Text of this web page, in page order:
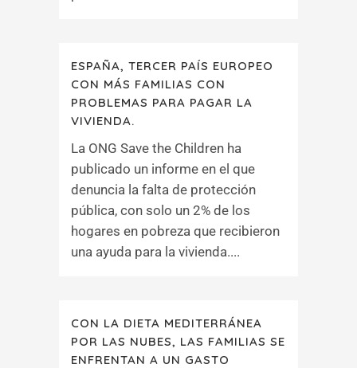
ESPAÑA, TERCER PAÍS EUROPEO
CON MÁS FAMILIAS CON
PROBLEMAS PARA PAGAR LA
VIVIENDA.
La ONG Save the Children ha
publicado un informe en el que
denuncia la falta de protección
pública, con solo un 2% de los
hogares en pobreza que recibieron
una ayuda para la vivienda....
CON LA DIETA MEDITERRÁNEA
POR LAS NUBES, LAS FAMILIAS SE
ENFRENTAN A UN GASTO